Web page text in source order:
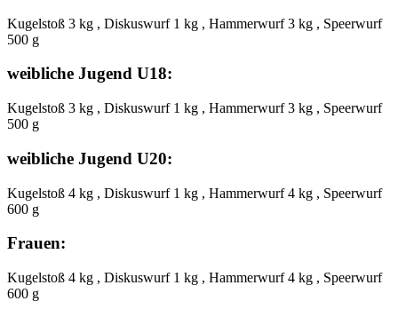
Kugelstoß 3 kg , Diskuswurf 1 kg , Hammerwurf 3 kg , Speerwurf
500 g
weibliche Jugend U18:
Kugelstoß 3 kg , Diskuswurf 1 kg , Hammerwurf 3 kg , Speerwurf
500 g
weibliche Jugend U20:
Kugelstoß 4 kg , Diskuswurf 1 kg , Hammerwurf 4 kg , Speerwurf
600 g
Frauen:
Kugelstoß 4 kg , Diskuswurf 1 kg , Hammerwurf 4 kg , Speerwurf
600 g